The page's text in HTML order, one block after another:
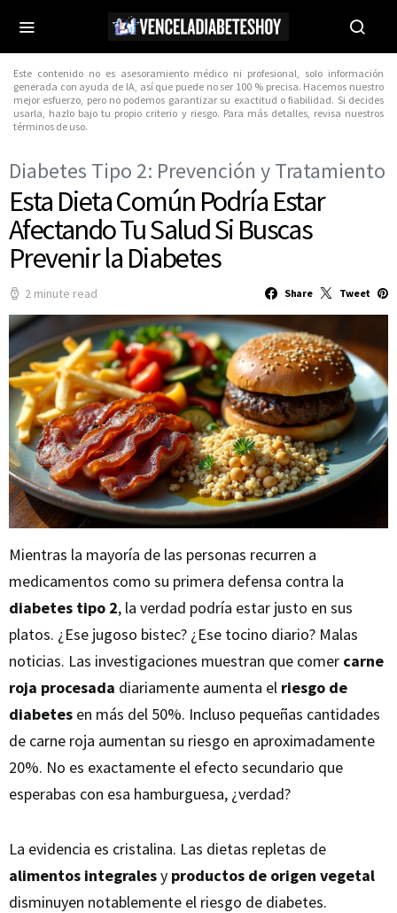
Este contenido no es asesoramiento médico ni profesional, solo información
generada con ayuda de IA, así que puede no ser 100 % precisa. Hacemos nuestro
mejor esfuerzo, pero no podemos garantizar su exactitud o fiabilidad. Si decides
usarla, hazlo bajo tu propio criterio y riesgo. Para más detalles, revisa nuestros
términos de uso.
Diabetes Tipo 2: Prevención y Tratamiento
Esta Dieta Común Podría Estar
Afectando Tu Salud Si Buscas
Prevenir la Diabetes
2 minute read Share Tweet
Mientras la mayoría de las personas recurren a
medicamentos como su primera defensa contra la
diabetes tipo 2, la verdad podría estar justo en sus
platos. ¿Ese jugoso bistec? ¿Ese tocino diario? Malas
noticias. Las investigaciones muestran que comer carne
roja procesada diariamente aumenta el riesgo de
diabetes en más del 50%. Incluso pequeñas cantidades
de carne roja aumentan su riesgo en aproximadamente
20%. No es exactamente el efecto secundario que
esperabas con esa hamburguesa, ¿verdad?
La evidencia es cristalina. Las dietas repletas de
alimentos integralesy productos de origen vegetal
disminuyen notablemente el riesgo de diabetes.